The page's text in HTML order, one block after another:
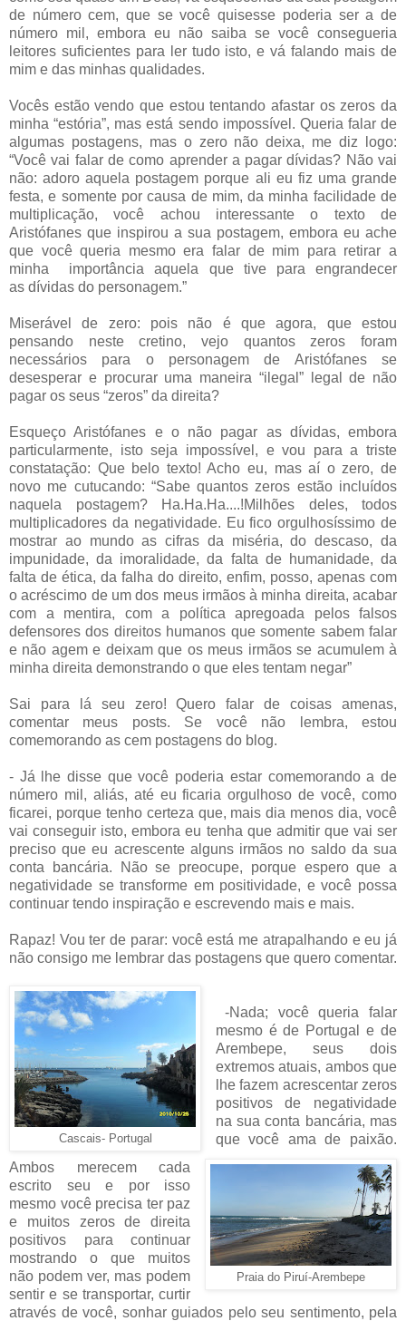
de número cem, que se você quisesse poderia ser a de
número mil, embora eu não saiba se você consegueria
leitores suficientes para ler tudo isto, e vá falando mais de
mim e das minhas qualidades.
Vocês estão vendo que estou tentando afastar os zeros da
minha “estória”, mas está sendo impossível. Queria falar de
algumas postagens, mas o zero não deixa, me diz logo:
“Você vai falar de como aprender a pagar dívidas? Não vai
não: adoro aquela postagem porque ali eu fiz uma grande
festa, e somente por causa de mim, da minha facilidade de
multiplicação, você achou interessante o texto de
Aristófanes que inspirou a sua postagem, embora eu ache
que você queria mesmo era falar de mim para retirar a
minha importância aquela que tive para engrandecer
as dívidas do personagem.”
Miserável de zero: pois não é que agora, que estou
pensando neste cretino, vejo quantos zeros foram
necessários para o personagem de Aristófanes se
desesperar e procurar uma maneira “ilegal” legal de não
pagar os seus “zeros” da direita?
Esqueço Aristófanes e o não pagar as dívidas, embora
particularmente, isto seja impossível, e vou para a triste
constatação: Que belo texto! Acho eu, mas aí o zero, de
novo me cutucando: “Sabe quantos zeros estão incluídos
naquela postagem? Ha.Ha.Ha....!Milhões deles, todos
multiplicadores da negatividade. Eu fico orgulhosíssimo de
mostrar ao mundo as cifras da miséria, do descaso, da
impunidade, da imoralidade, da falta de humanidade, da
falta de ética, da falha do direito, enfim, posso, apenas com
o acréscimo de um dos meus irmãos à minha direita, acabar
com a mentira, com a política apregoada pelos falsos
defensores dos direitos humanos que somente sabem falar
e não agem e deixam que os meus irmãos se acumulem à
minha direita demonstrando o que eles tentam negar”
Sai para lá seu zero! Quero falar de coisas amenas,
comentar meus posts. Se você não lembra, estou
comemorando as cem postagens do blog.
- Já lhe disse que você poderia estar comemorando a de
número mil, aliás, até eu ficaria orgulhoso de você, como
ficarei, porque tenho certeza que, mais dia menos dia, você
vai conseguir isto, embora eu tenha que admitir que vai ser
preciso que eu acrescente alguns irmãos no saldo da sua
conta bancária. Não se preocupe, porque espero que a
negatividade se transforme em positividade, e você possa
continuar tendo inspiração e escrevendo mais e mais.
Rapaz! Vou ter de parar: você está me atrapalhando e eu já
não consigo me lembrar das postagens que quero comentar.
Cascais- Portugal
Praia do Piruí-Arembepe
-Nada; você queria falar
mesmo é de Portugal e de
Arembepe, seus dois
extremos atuais, ambos que
lhe fazem acrescentar zeros
positivos de negatividade
na sua conta bancária, mas
que você ama de paixão.
Ambos merecem cada
escrito seu e por isso
mesmo você precisa ter paz
e muitos zeros de direita
positivos para continuar
mostrando o que muitos
não podem ver, mas podem
sentir e se transportar, curtir
através de você, sonhar guiados pelo seu sentimento, pela